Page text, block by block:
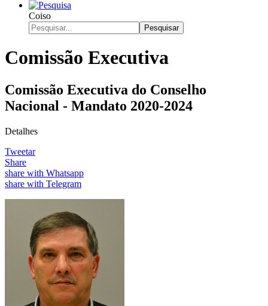
Coiso
Pesquisar
Comissão Executiva
Comissão Executiva do Conselho
Nacional - Mandato 2020-2024
Detalhes
Tweetar
Share
share with Whatsapp
share with Telegram